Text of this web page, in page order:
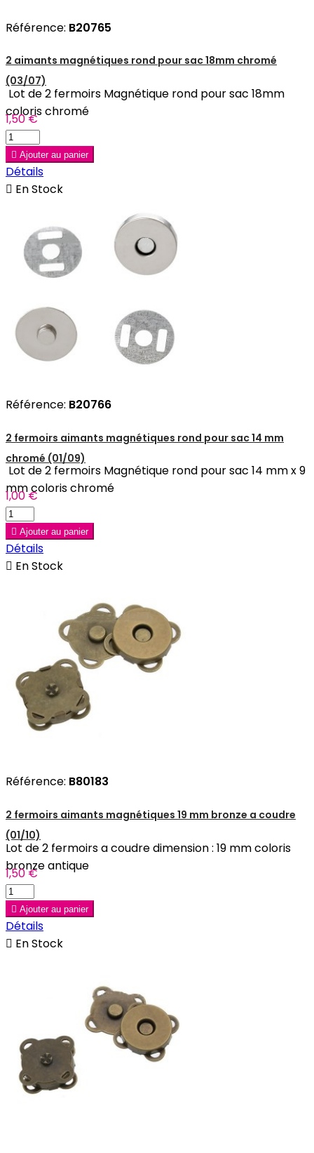
Référence: B20765
2 aimants magnétiques rond pour sac 18mm chromé
(03/07)
Lot de 2 fermoirs Magnétique rond pour sac 18mm
coloris chromé
1,50 €
 Ajouter au panier
Détails
 En Stock
Référence: B20766
2 fermoirs aimants magnétiques rond pour sac 14 mm
chromé (01/09)
Lot de 2 fermoirs Magnétique rond pour sac 14 mm x 9
mm coloris chromé
1,00 €
 Ajouter au panier
Détails
 En Stock
Référence: B80183
2 fermoirs aimants magnétiques 19 mm bronze a coudre
(01/10)
Lot de 2 fermoirs a coudre dimension : 19 mm coloris
bronze antique
1,50 €
 Ajouter au panier
Détails
 En Stock